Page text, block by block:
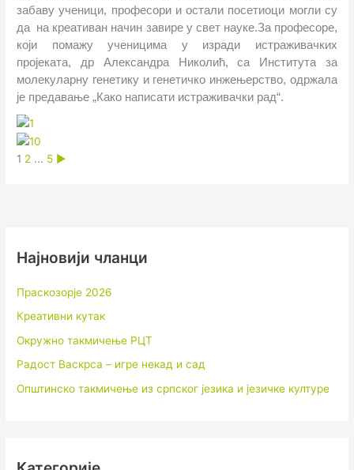
забаву ученици, професори и остали посетиоци могли су
да на креативан начин завире у свет науке.За професоре,
који помажу ученицима у изради истраживачких
пројеката, др Александра Николић, са Института за
молекуларну генетику и генетичко инжењерство, одржала
је предавање „Како написати истраживачки рад“.
1 2 ... 5 ►
Најновији чланци
Праскозорје 2026
Креативни кутак
Окружно такмичење РЦТ
Радост Васкрса – игре некад и сад
Општинско такмичење из српског језика и језичке културе